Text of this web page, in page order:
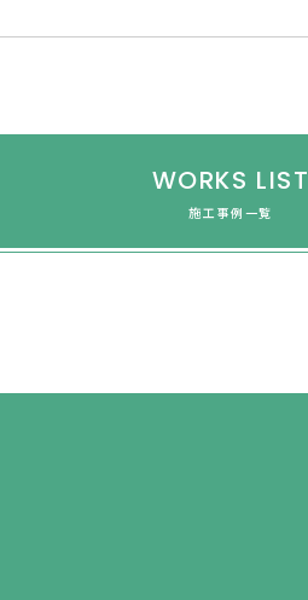
WORKS LIST
施工事例一覧